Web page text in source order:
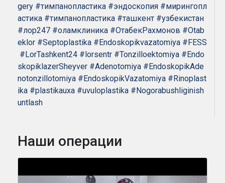
gery #тимпанопластика #эндоскопия #мирингопл
астика #тимпанопластика #ташкент #узбекистан
#лор247 #оламклиника #ОтабекРахмонов #Otab
eklor #Septoplastika #Endoskopikvazatomiya #FESS
#LorTashkent24 #lorsentr #Tonzilloektomiya #Endo
skopiklazerSheyver #Adenotomiya #EndoskopikAde
notonzillotomiya #EndoskopikVazatomiya #Rinoplast
ika #plastikauxa #uvuloplastika #Nogorabushliginish
untlash
Наши операции